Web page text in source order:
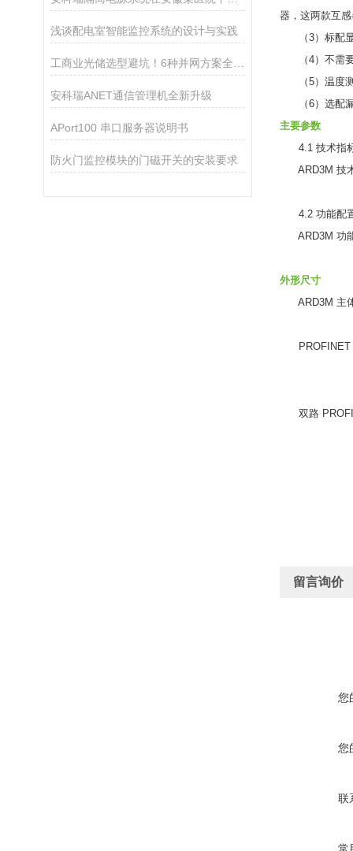
浅谈配电室智能监控系统的设计与实践
安科瑞ANET通信管理机全新升级
APort100 串口服务器说明书
防火门监控模块的门磁开关的安装要求
器，这两款互
（3）标配显
（4）不需要
（5）温度测
（6）选配漏
主要参数
4.1 技术指
ARD3M 技
4.2 功能配
ARD3M 功
外形尺寸
ARD3M 主体
PROFINET
双路
留言询价
您
您
联